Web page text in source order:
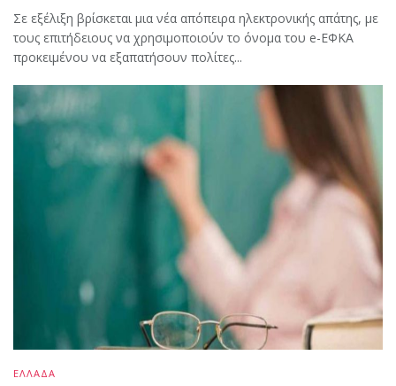
Σε εξέλιξη βρίσκεται μια νέα απόπειρα ηλεκτρονικής απάτης, με
τους επιτήδειους να χρησιμοποιούν το όνομα του e-ΕΦΚΑ
προκειμένου να εξαπατήσουν πολίτες...
ΕΛΛΑΔΑ